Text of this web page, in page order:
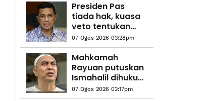
Presiden Pas
tiada hak, kuasa
veto tentukan
kedudukan
Bersatu dalam PN
- Azmin
07 Ogos 2026 03:28pm
Mahkamah
Rayuan putuskan
Ismahalil dihukum
penjara 30 tahun
mulai hari ini
07 Ogos 2026 03:17pm